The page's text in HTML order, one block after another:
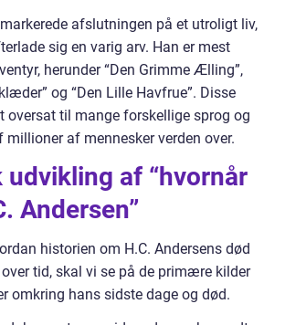
afslutningen på et utroligt liv,
sig en varig arv. Han er mest
herunder “Den Grimme Ælling”,
og “Den Lille Havfrue”. Disse
oversat til mange forskellige sprog og
af mennesker verden over.
udvikling af “hvornår
Andersen”
historien om H.C. Andersens død
tid, skal vi se på de primære kilder
omkring hans sidste dage og død.